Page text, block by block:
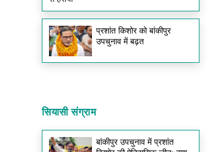
प्रशांत किशोर को बांकीपुर
उपचुनाव में बढ़त
सियासी संग्राम
बांकीपुर उपचुनाव में प्रशांत